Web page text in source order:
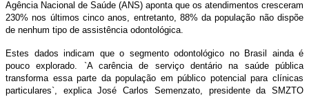
Agência Nacional de Saúde (ANS) aponta que os atendimentos cresceram
230% nos últimos cinco anos, entretanto, 88% da população não dispõe
de nenhum tipo de assistência odontológica.
Estes dados indicam que o segmento odontológico no Brasil ainda é
pouco explorado. `A carência de serviço dentário na saúde pública
transforma essa parte da população em público potencial para clínicas
particulares`, explica José Carlos Semenzato, presidente da SMZTO